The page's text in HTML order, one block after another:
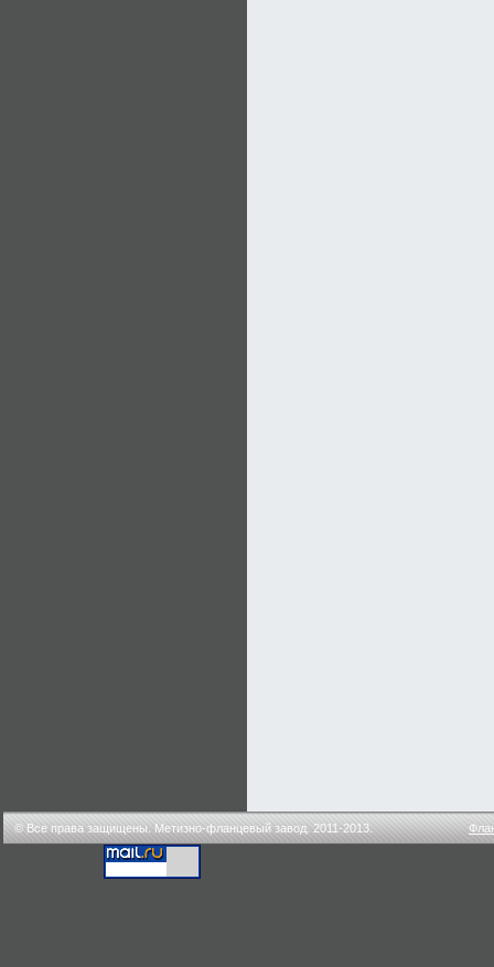
© Все права защищены. Метизно-фланцевый завод. 2011-2013.